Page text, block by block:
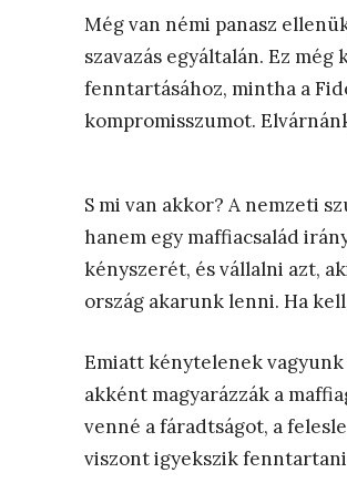
Még van némi panasz
szavazás egyáltalán. Ez
fenntartásához, mintha a
kompromisszumot.
S mi van akkor? A nemzeti
hanem egy maffiacsalád
kényszerét, és vállalni azt,
ország akarunk lenni. Ha
Emiatt kénytelenek
akként magyarázzák a
venné a fáradtságot, a
viszont igyekszik